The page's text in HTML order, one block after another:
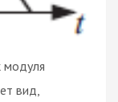
модуля
вид,